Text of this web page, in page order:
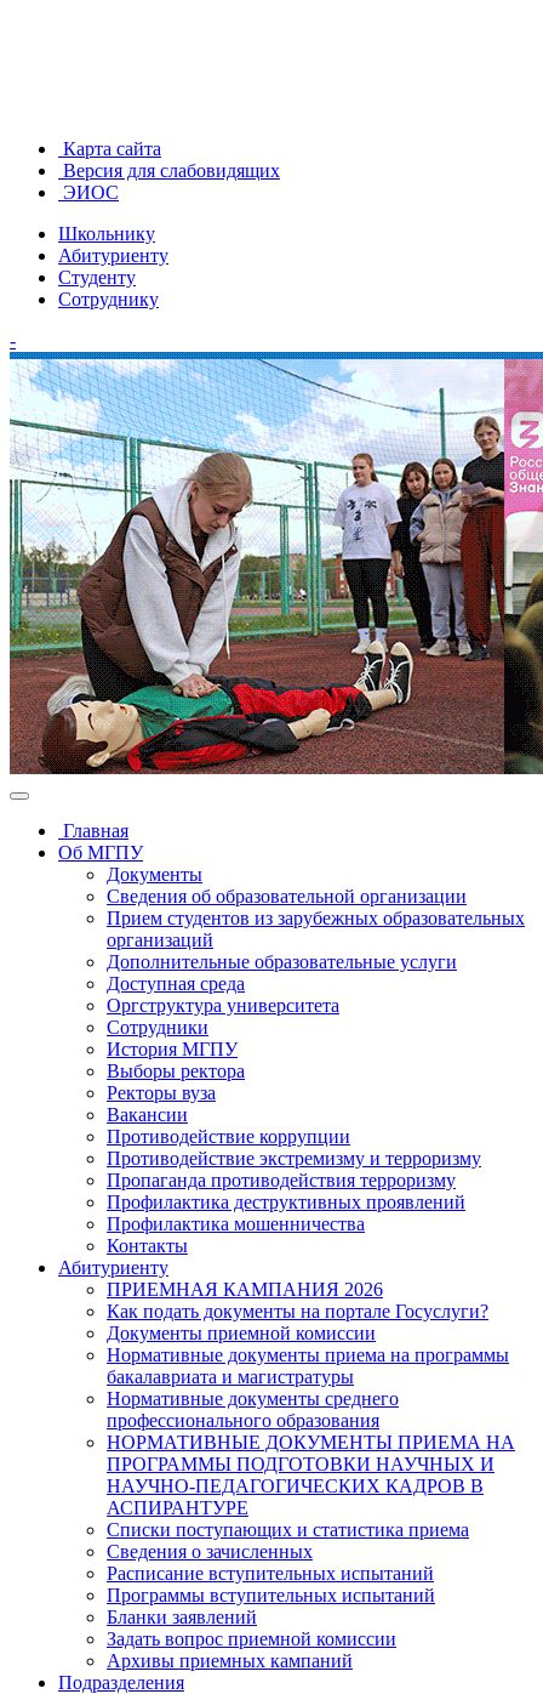
Карта сайта
Версия для слабовидящих
ЭИОС
Школьнику
Абитуриенту
Студенту
Сотруднику
-
Главная
Об МГПУ
Документы
Сведения об образовательной организации
Прием студентов из зарубежных образовательных
организаций
Дополнительные образовательные услуги
Доступная среда
Оргструктура университета
Сотрудники
История МГПУ
Выборы ректора
Ректоры вуза
Вакансии
Противодействие коррупции
Противодействие экстремизму и терроризму
Пропаганда противодействия терроризму
Профилактика деструктивных проявлений
Профилактика мошенничества
Контакты
Абитуриенту
ПРИЕМНАЯ КАМПАНИЯ 2026
Как подать документы на портале Госуслуги?
Документы приемной комиссии
Нормативные документы приема на программы
бакалавриата и магистратуры
Нормативные документы среднего
профессионального образования
НОРМАТИВНЫЕ ДОКУМЕНТЫ ПРИЕМА НА
ПРОГРАММЫ ПОДГОТОВКИ НАУЧНЫХ И
НАУЧНО-ПЕДАГОГИЧЕСКИХ КАДРОВ В
АСПИРАНТУРЕ
Списки поступающих и статистика приема
Сведения о зачисленных
Расписание вступительных испытаний
Программы вступительных испытаний
Бланки заявлений
Задать вопрос приемной комиссии
Архивы приемных кампаний
Подразделения